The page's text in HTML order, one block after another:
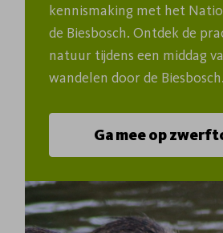
kennismaking met het
de Biesbosch. Ontdek de
natuur tijdens een middag
wandelen door de Biesbosch.
Ga mee op